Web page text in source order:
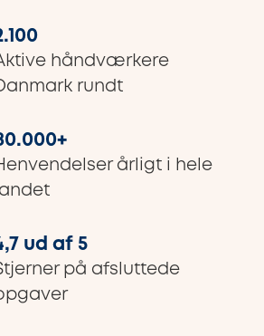
håndværkere
rundt
+
årligt i hele
landet
ud af 5
på afsluttede